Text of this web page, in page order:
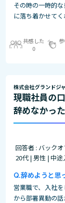
その時の一時的
に落ち着かせてく
共感した
0
株式会社グランドジ
現職社員の
辞めなかっ
回答者 : バック
20代 | 男性 | 中
辞めようと思
営業職で、入社
から部署異動の